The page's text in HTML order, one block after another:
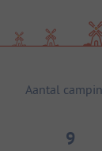
Aantal
9